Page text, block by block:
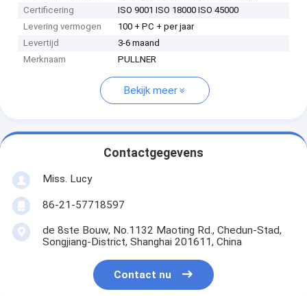
Certificering
ISO 9001 ISO 18000 ISO 45000
Levering vermogen
100 + PC + per jaar
Levertijd
3-6 maand
Merknaam
PULLNER
Bekijk meer
Contactgegevens
Miss. Lucy
86-21-57718597
de 8ste Bouw, No.1132 Maoting Rd., Chedun-Stad,
Songjiang-District, Shanghai 201611, China
Contact nu